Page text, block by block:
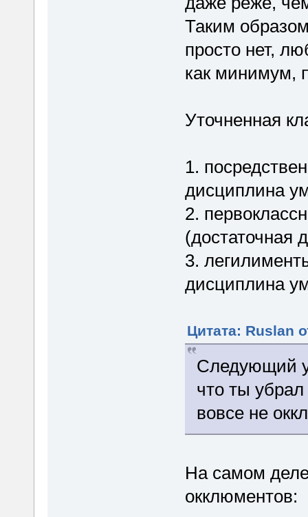
Таким
просто нет,
как минимум,
Уточненная
1.
дисциплина
2.
(достаточная
3.
дисциплина
Цитата: Ruslan
Следующий
что ты
вовсе не
На самом
окклюментов: